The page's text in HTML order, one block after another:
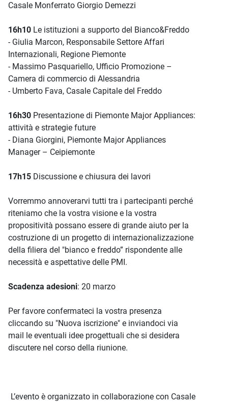
Casale Monferrato Giorgio Demezzi
16h10 Le istituzioni a supporto del Bianco&Freddo
- Giulia Marcon, Responsabile Settore Affari
Internazionali, Regione Piemonte
- Massimo Pasquariello, Ufficio Promozione –
Camera di commercio di Alessandria
- Umberto Fava, Casale Capitale del Freddo
16h30 Presentazione di Piemonte Major Appliances:
attività e strategie future
- Diana Giorgini, Piemonte Major Appliances
Manager – Ceipiemonte
17h15 Discussione e chiusura dei lavori
Vorremmo annoverarvi tutti tra i partecipanti perché
riteniamo che la vostra visione e la vostra
propositività possano essere di grande aiuto per la
costruzione di un progetto di internazionalizzazione
della filiera del "bianco e freddo” rispondente alle
necessità e aspettative delle PMI.
Scadenza adesioni: 20 marzo
Per favore confermateci la vostra presenza
cliccando su "Nuova iscrizione" e inviandoci via
mail le eventuali idee progettuali che si desidera
discutere nel corso della riunione.
L’evento è organizzato in collaborazione con Casale